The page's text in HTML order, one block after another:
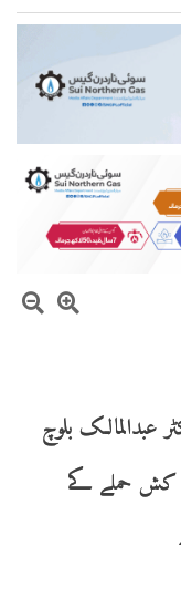
عبدالمالک بلوچ
کش حملے کے